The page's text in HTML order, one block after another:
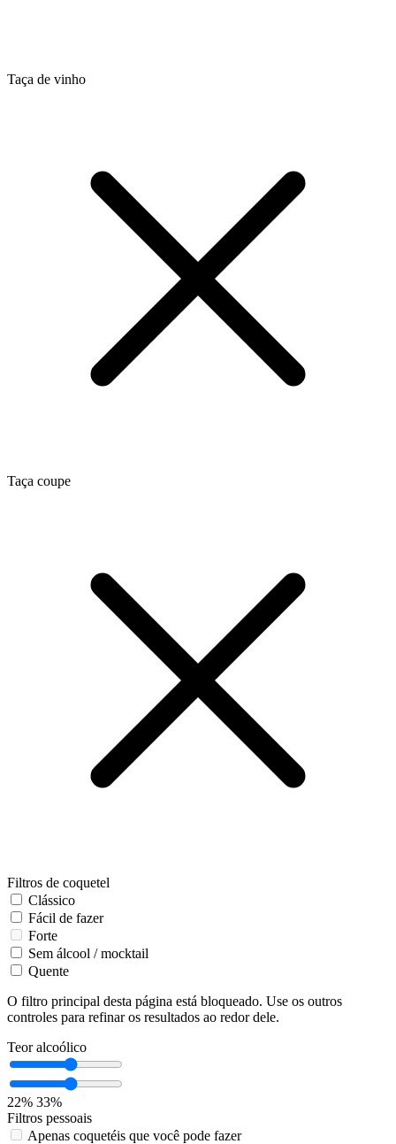
Taça de vinho
Taça coupe
Filtros de coquetel
Clássico
Fácil de fazer
Forte
Sem álcool / mocktail
Quente
O filtro principal desta página está bloqueado. Use os outros
controles para refinar os resultados ao redor dele.
Teor alcoólico
22% 33%
Filtros pessoais
Apenas coquetéis que você pode fazer